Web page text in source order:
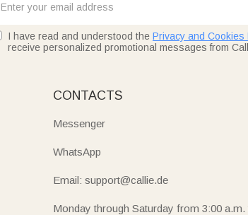
I have read and understood the Privacy and Cookies
receive personalized promotional messages from
CONTACTS
Messenger
WhatsApp
Email: support@callie.de
Monday through Saturday from 3:00